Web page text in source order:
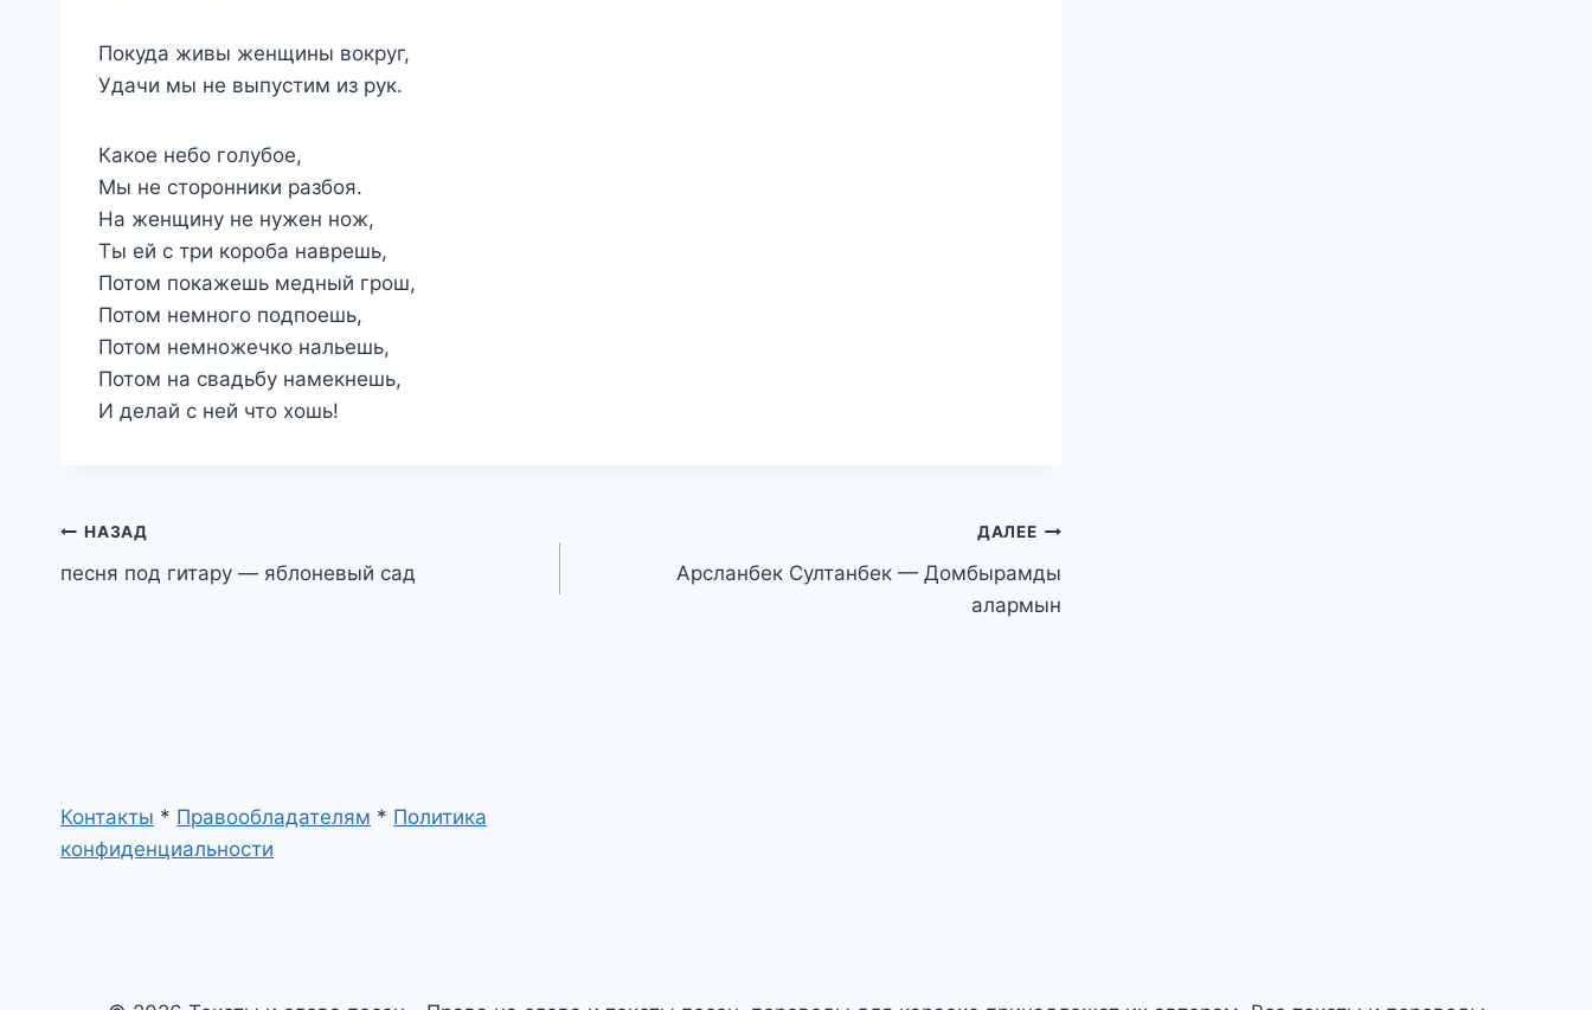
Покуда живы женщины вокруг,
Удачи мы не выпустим из рук.
Какое небо голубое,
Мы не сторонники разбоя.
На женщину не нужен нож,
Ты ей с три короба наврешь,
Потом покажешь медный грош,
Потом немного подпоешь,
Потом немножечко нальешь,
Потом на свадьбу намекнешь,
И делай с ней что хошь!
Навигация
по
НАЗАД
песня под гитару — яблоневый сад
ДАЛЕЕ
Арсланбек Султанбек — Домбырамды
алармын
Контакты * Правообладателям * Политика
конфиденциальности